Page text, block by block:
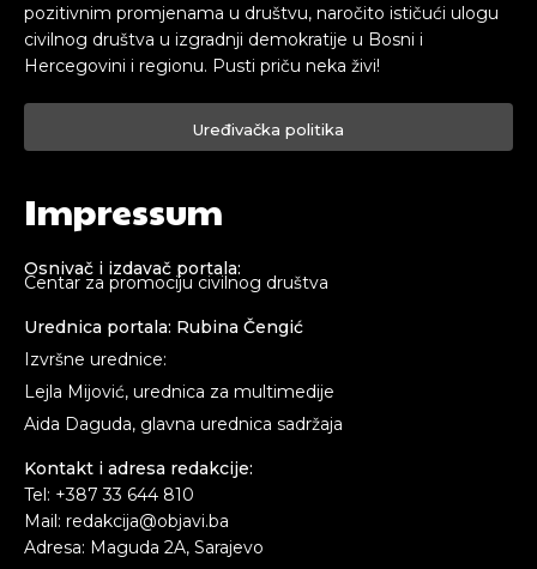
pozitivnim promjenama u društvu, naročito ističući ulogu
civilnog društva u izgradnji demokratije u Bosni i
Hercegovini i regionu. Pusti priču neka živi!
Uređivačka politika
Impressum
Osnivač i izdavač portala:
Centar za promociju civilnog društva
Urednica portala: Rubina Čengić
Izvršne urednice:
Lejla Mijović, urednica za multimedije
Aida Daguda, glavna urednica sadržaja
Kontakt i adresa redakcije:
Tel: +387 33 644 810
Mail: redakcija@objavi.ba
Adresa: Maguda 2A, Sarajevo